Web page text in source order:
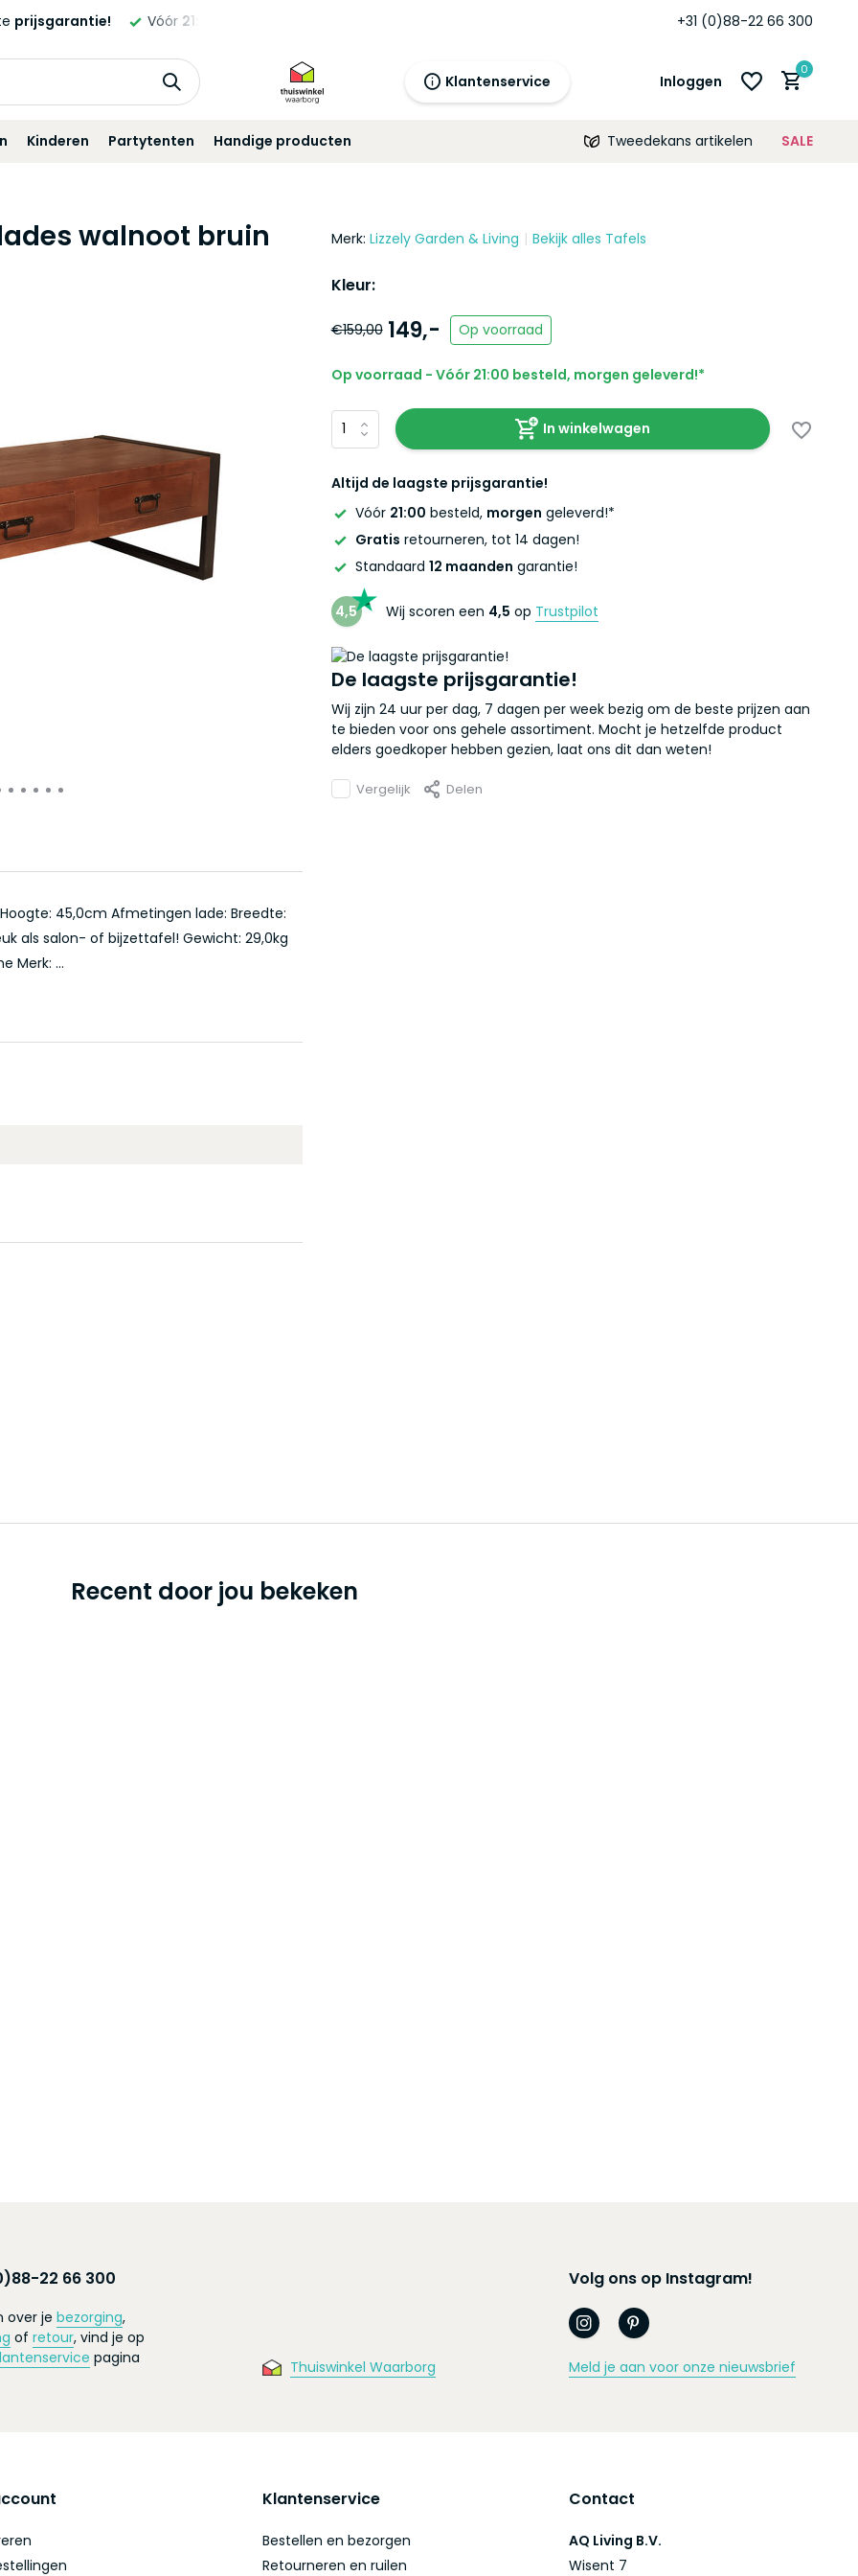
21:00besteld, morgengeleverd!* +31 (0)88-22 66 300
Klantenservice Inloggen
morgen
0
Kinderen Partytenten Handige producten Tweedekans artikelen SALE
walnoot bruin
45,0cm Afmetingen lade: Breedte:
als salon- of bijzettafel! Gewicht: 29,0kg
Merk: ...
Merk: Lizzely Garden & Living Bekijk alles Tafels
Kleur:
€159,00 149,- Op voorraad
Op voorraad - Vóór 21:00 besteld, morgen geleverd!*
In winkelwagen
Altijd de laagste prijsgarantie!
Vóór 21:00 besteld, morgen geleverd!*
Gratis retourneren, tot 14 dagen!
Standaard 12 maanden garantie!
4,5 Wij scoren een 4,5 op Trustpilot
De laagste prijsgarantie!
Wij zijn 24 uur per dag, 7 dagen per week bezig om de beste prijzen aan
te bieden voor ons gehele assortiment. Mocht je hetzelfde product
elders goedkoper hebben gezien, laat ons dit dan weten!
Vergelijk Delen
Recent door jou bekeken
22 66 300
over je bezorging,
of retour, vind je op
pagina Thuiswinkel Waarborg
Volg ons op Instagram!
Meld je aan voor onze nieuwsbrief
Klantenservice
Bestellen en bezorgen
Retourneren en ruilen
Contact
AQ Living B.V.
Wisent 7